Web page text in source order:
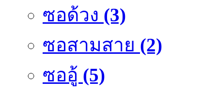
ซอด้วง (3)
ซอสามสาย (2)
ซออู้ (5)